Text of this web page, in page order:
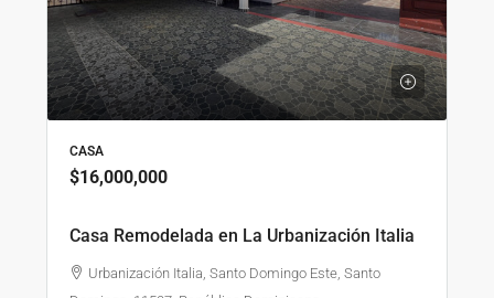
CASA
$16,000,000
Casa Remodelada en La Urbanización Italia
Urbanización Italia, Santo Domingo Este, Santo